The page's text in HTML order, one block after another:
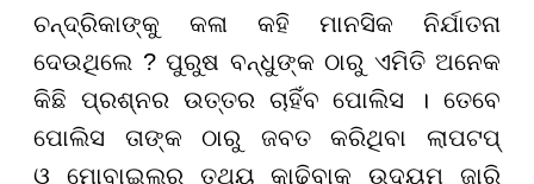
ଚନ୍ଦ୍ରିକାଙ୍କୁ କଳା କହି ମାନସିକ ନିର୍ଯାତନା
ଦେଉଥିଲେ ? ପୁରୁଷ ବନ୍ଧୁଙ୍କ ଠାରୁ ଏମିତି ଅନେକ
କିଛି ପ୍ରଶ୍ନର ଉତ୍ତର ଚାହିଁବ ପୋଲିସ । ତେବେ
ପୋଲିସ ତାଙ୍କ ଠାରୁ ଜବତ କରିଥିବା ଲାପଟପ୍
ଓ ମୋବାଇଲରୁ ତଥ୍ୟ କାଢ଼ିବାକୁ ଉଦ୍ୟମ ଜାରି